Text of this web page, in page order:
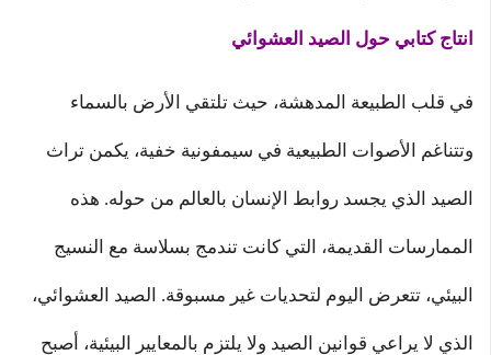
انتاج كتابي حول الصيد العشوائي
في قلب الطبيعة المدهشة، حيث تلتقي الأرض بالسماء
وتتناغم الأصوات الطبيعية في سيمفونية خفية، يكمن تراث
الصيد الذي يجسد روابط الإنسان بالعالم من حوله. هذه
الممارسات القديمة، التي كانت تندمج بسلاسة مع النسيج
البيئي، تتعرض اليوم لتحديات غير مسبوقة. الصيد العشوائي،
الذي لا يراعي قوانين الصيد ولا يلتزم بالمعايير البيئية، أصبح